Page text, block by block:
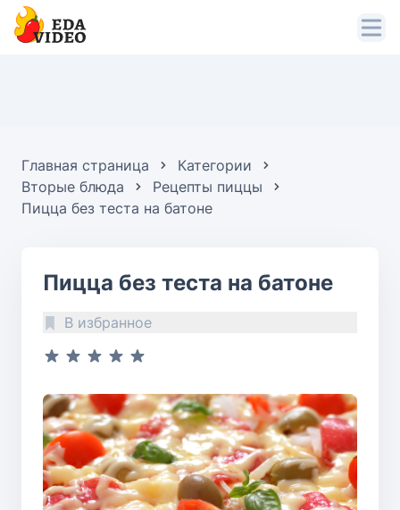
Главная страница
Категории
Вторые блюда
Рецепты пиццы
Пицца без теста на батоне
Пицца без теста на батоне
В избранное